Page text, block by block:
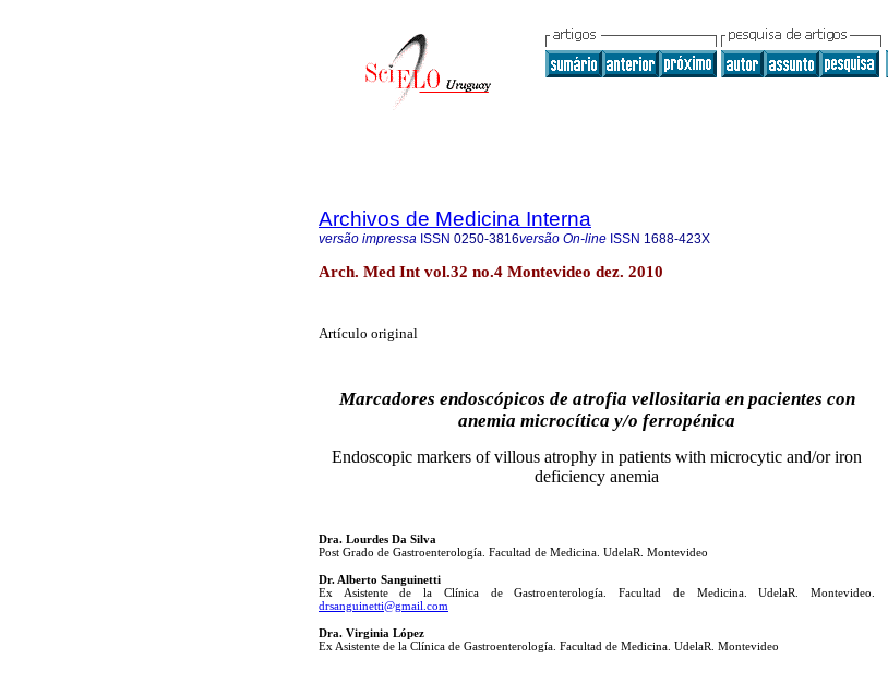
Archivos de Medicina Interna
versão impressa ISSN 0250-3816versão On-line ISSN 1688-423X
Arch. Med Int vol.32 no.4 Montevideo dez. 2010
Artículo original
Marcadores endoscópicos de atrofia vellositaria en pacientes con
anemia microcítica y/o ferropénica
Endoscopic markers of villous atrophy in patients with microcytic and/or iron
deficiency anemia
Dra. Lourdes Da Silva
Post Grado de Gastroenterología. Facultad de Medicina. UdelaR. Montevideo
Dr. Alberto Sanguinetti
Ex Asistente de la Clínica de Gastroenterología. Facultad de Medicina. UdelaR. Montevideo.
drsanguinetti@gmail.com
Dra. Virginia López
Ex Asistente de la Clínica de Gastroenterología. Facultad de Medicina. UdelaR. Montevideo